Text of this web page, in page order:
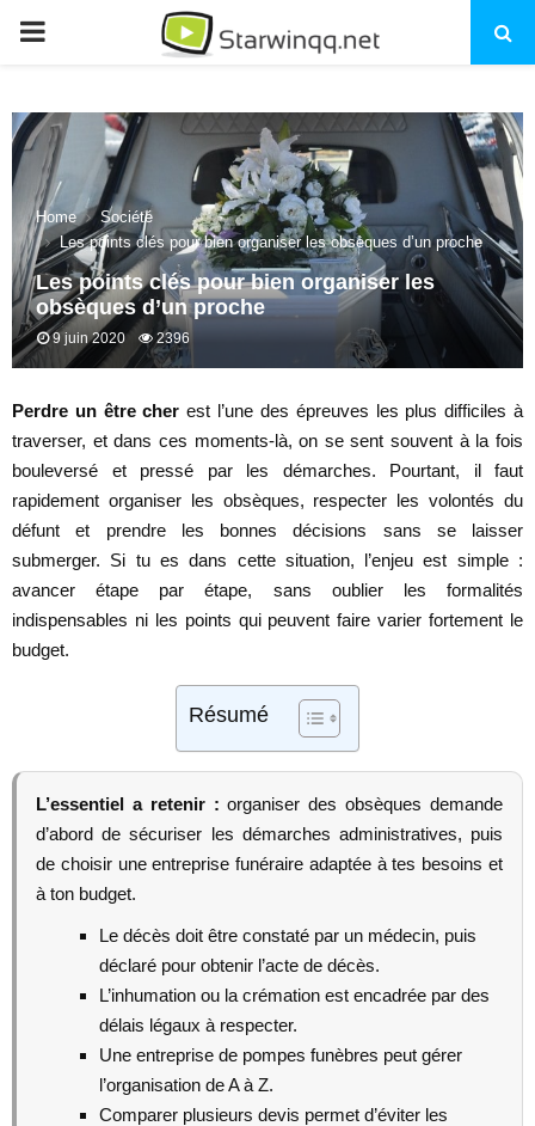
PRIMARY
Home
Société
Les points clés pour bien organiser les obsèques d’un proche
Les points clés pour bien organiser les
obsèques d’un proche
9 juin 2020 2396
Perdre un être cher est l’une des épreuves les plus difficiles à
traverser, et dans ces moments-là, on se sent souvent à la fois
bouleversé et pressé par les démarches. Pourtant, il faut
rapidement organiser les obsèques, respecter les volontés du
défunt et prendre les bonnes décisions sans se laisser
submerger. Si tu es dans cette situation, l’enjeu est simple :
avancer étape par étape, sans oublier les formalités
indispensables ni les points qui peuvent faire varier fortement le
budget.
Résumé
L’essentiel a retenir : organiser des obsèques demande
d’abord de sécuriser les démarches administratives, puis
de choisir une entreprise funéraire adaptée à tes besoins et
à ton budget.
Le décès doit être constaté par un médecin, puis
déclaré pour obtenir l’acte de décès.
L’inhumation ou la crémation est encadrée par des
délais légaux à respecter.
Une entreprise de pompes funèbres peut gérer
l’organisation de A à Z.
Comparer plusieurs devis permet d’éviter les